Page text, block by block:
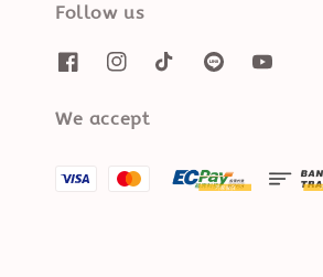
Follow us
We accept